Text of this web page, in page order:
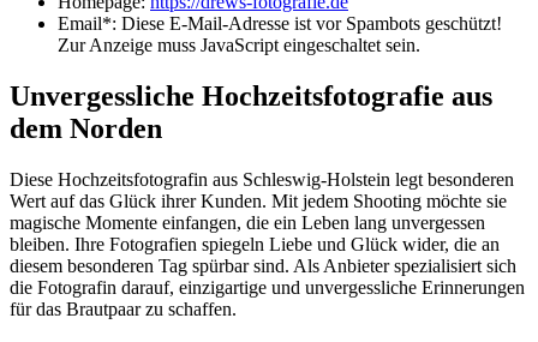
Email*: Diese E-Mail-Adresse ist vor Spambots geschützt!
Zur Anzeige muss JavaScript eingeschaltet sein.
Unvergessliche Hochzeitsfotografie aus
dem Norden
Diese Hochzeitsfotografin aus Schleswig-Holstein legt besonderen
Wert auf das Glück ihrer Kunden. Mit jedem Shooting möchte sie
magische Momente einfangen, die ein Leben lang unvergessen
bleiben. Ihre Fotografien spiegeln Liebe und Glück wider, die an
diesem besonderen Tag spürbar sind. Als Anbieter spezialisiert sich
die Fotografin darauf, einzigartige und unvergessliche Erinnerungen
für das Brautpaar zu schaffen.